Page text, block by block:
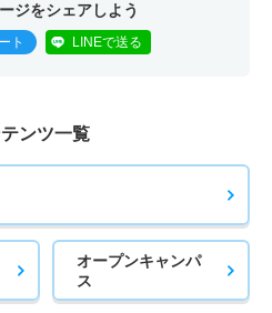
ジをシェアしよう
ト LINEで送る
ンツ一覧
オープンキャンパ
ス